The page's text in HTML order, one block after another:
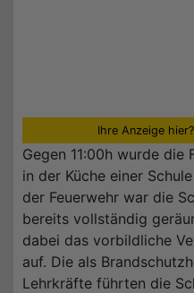
Ihre Anzeige hier?
Gegen 11:00h wurde die
in der Küche einer
der Feuerwehr war die
bereits vollständig
dabei das vorbildliche
auf. Die als
Lehrkräfte führten die